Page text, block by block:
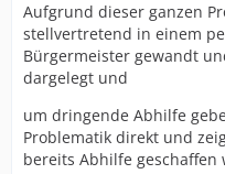
Aufgrund dieser ganzen
stellvertretend in einem
Bürgermeister gewandt
dargelegt und
um dringende Abhilfe
Problematik direkt und
bereits Abhilfe